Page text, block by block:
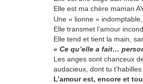
Elle est ma chère maman
Une « lionne »
Elle transmet l’amour
Elle tend et tient la main,
« Ce qu’elle a fait…
Les anges sont chanceux
audacieux, dont tu
L’amour est, encore et